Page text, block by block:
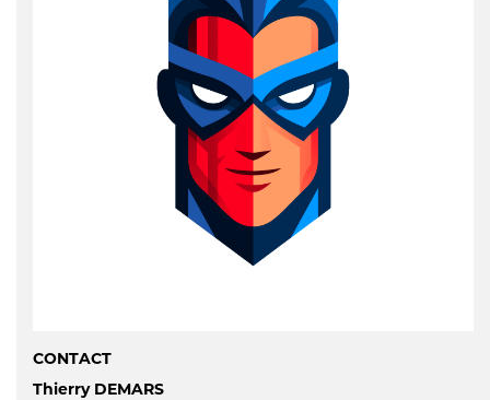
CONTACT
Thierry DEMARS